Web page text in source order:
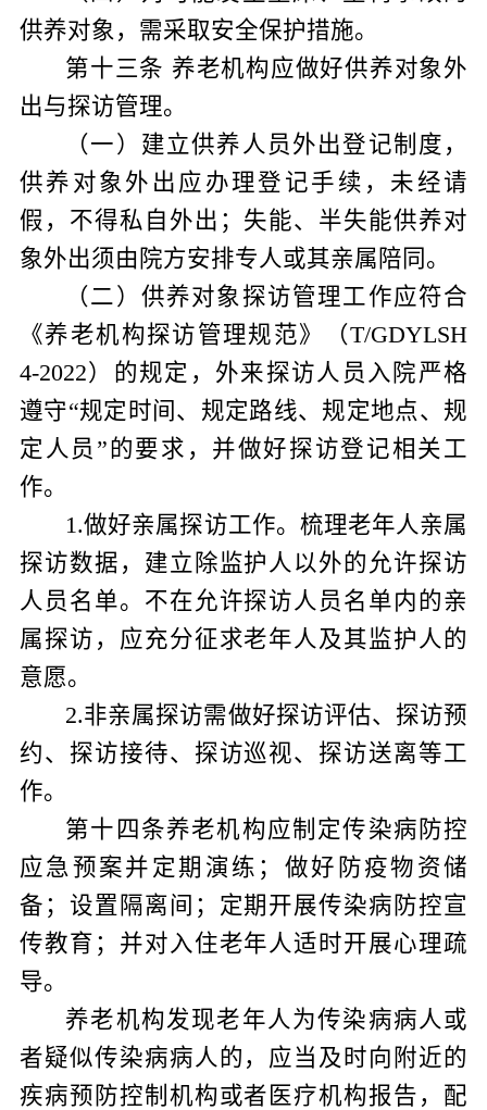
供养对象，需采取安全保护措施。
第十三条 养老机构应做好供养对象外
出与探访管理。
（一）建立供养人员外出登记制度，
供养对象外出应办理登记手续，未经请
假，不得私自外出；失能、半失能供养对
象外出须由院方安排专人或其亲属陪同。
（二）供养对象探访管理工作应符合
《养老机构探访管理规范》（T/GDYLSH
4-2022）的规定，外来探访人员入院严格
遵守“规定时间、规定路线、规定地点、规
定人员”的要求，并做好探访登记相关工
作。
1.做好亲属探访工作。梳理老年人亲属
探访数据，建立除监护人以外的允许探访
人员名单。不在允许探访人员名单内的亲
属探访，应充分征求老年人及其监护人的
意愿。
2.非亲属探访需做好探访评估、探访预
约、探访接待、探访巡视、探访送离等工
作。
第十四条养老机构应制定传染病防控
应急预案并定期演练；做好防疫物资储
备；设置隔离间；定期开展传染病防控宣
传教育；并对入住老年人适时开展心理疏
导。
养老机构发现老年人为传染病病人或
者疑似传染病病人的，应当及时向附近的
疾病预防控制机构或者医疗机构报告，配